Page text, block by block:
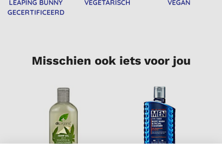
LEAPING BUNNY
GECERTIFICEERD
VEGETARISCH VEGAN
Misschien ook iets voor jou